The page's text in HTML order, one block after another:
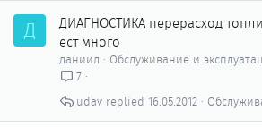
Д
ДИАГНОСТИКА перерасход
ест много
даниил
Обслуживание и
7
16.05.2012
udav